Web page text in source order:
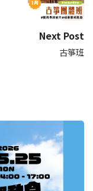
Next Post
古箏班